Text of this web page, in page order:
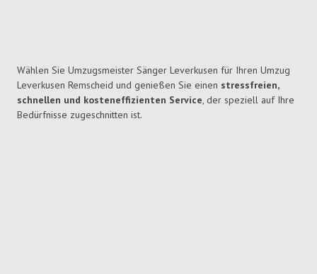
Wählen Sie Umzugsmeister Sänger Leverkusen für Ihren Umzug
Leverkusen Remscheid und genießen Sie einen stressfreien,
schnellen und kosteneffizienten Service, der speziell auf Ihre
Bedürfnisse zugeschnitten ist.